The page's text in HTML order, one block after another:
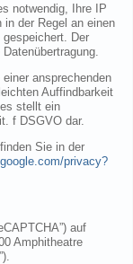
notwendig, Ihre IP
der Regel an einen
Der
ansprechenden
Auffindbarkeit
stellt ein
f DSGVO dar.
Sie in der
privacy?
auf
Amphitheatre